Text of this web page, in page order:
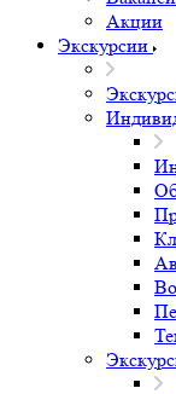
Акции
Экскурсии